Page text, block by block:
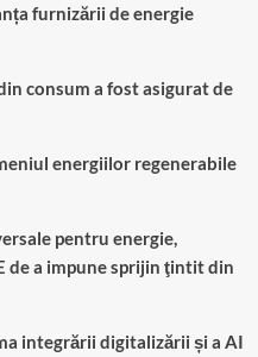
furnizării de energie
consum a fost asigurat de
energiilor regenerabile
pentru energie,
de a impune sprijin ţintit din
integrării digitalizării și a AI